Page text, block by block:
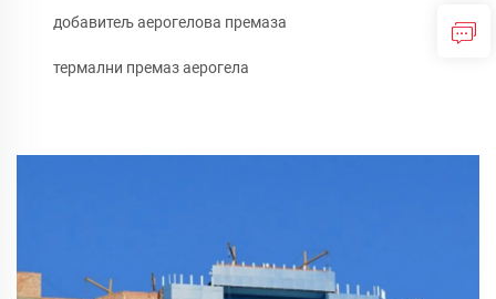
добавитељ аерогелова премаза
термални премаз аерогела